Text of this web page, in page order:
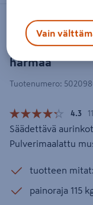
Aurinkotuoli
harmaa
GOODIY
Tuotenumero:
4.3
Säädettävä
Pulverimaalattu
tuotteen mitat:
painoraja 115
Vain